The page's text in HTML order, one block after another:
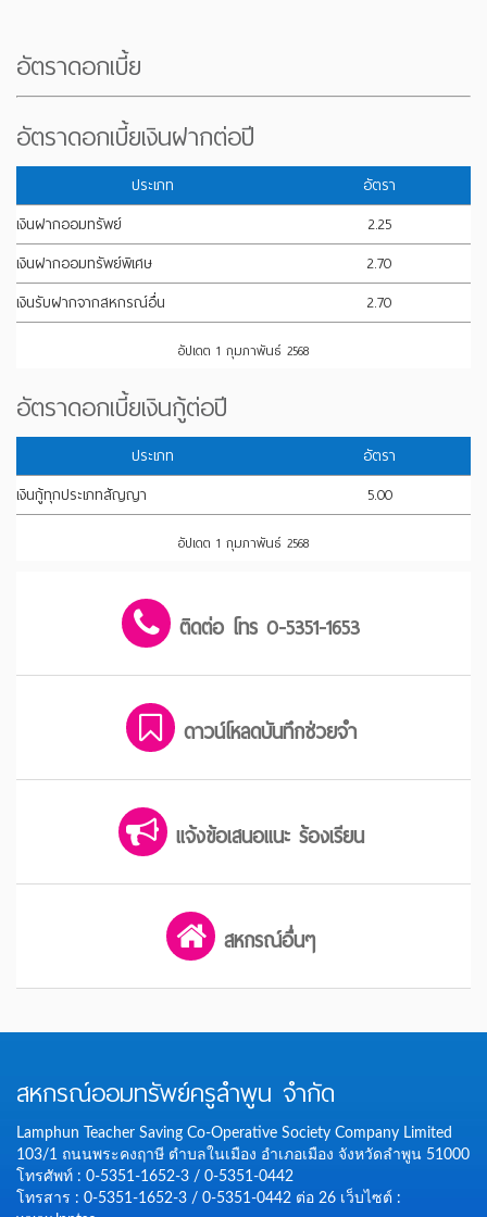
อัตราดอกเบี้ย
อัตราดอกเบี้ยเงินฝากต่อปี
ประเภท
อัตรา
เงินฝากออมทรัพย์
2.25
เงินฝากออมทรัพย์พิเศษ
2.70
เงินรับฝากจากสหกรณ์อื่น
2.70
อัปเดต 1 กุมภาพันธ์ 2568
อัตราดอกเบี้ยเงินกู้ต่อปี
ประเภท
อัตรา
เงินกู้ทุกประเภทสัญญา
5.00
อัปเดต 1 กุมภาพันธ์ 2568
ติดต่อ โทร 0-5351-1653
ดาวน์โหลดบันทึกช่วยจำ
แจ้งข้อเสนอแนะ ร้องเรียน
สหกรณ์อื่นๆ
สหกรณ์ออมทรัพย์ครูลำพูน จำกัด
Lamphun Teacher Saving Co-Operative Society Company Limited
103/1 ถนนพระคงฤาษี ตำบลในเมือง อำเภอเมือง จังหวัดลำพูน 51000
โทรศัพท์ : 0-5351-1652-3 / 0-5351-0442
โทรสาร : 0-5351-1652-3 / 0-5351-0442 ต่อ 26 เว็บไซต์ :